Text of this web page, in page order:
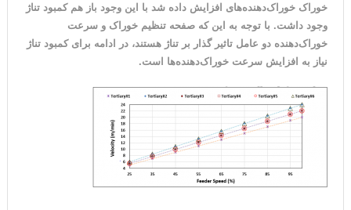
خوراک خوراک‌دهنده‌های افزایش داده شد با این وجود باز هم کمبود تناژ
وجود داشت. با توجه به این که صفحه تنظیم خوراک و سرعت
خوراک‌دهنده دو عامل تاثیر گذار بر تناژ هستند، در ادامه برای کمبود تناژ
نیاز به افزایش سرعت خوراک‌دهنده‌ها است.